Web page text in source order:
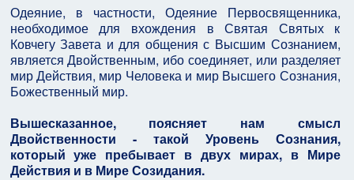
Одеяние, в частности, Одеяние Первосвященника,
необходимое для вхождения в Святая Святых к
Ковчегу Завета и для общения с Высшим Сознанием,
является Двойственным, ибо соединяет, или разделяет
мир Действия, мир Человека и мир Высшего Сознания,
Божественный мир.
Вышесказанное, поясняет нам смысл
Двойственности - такой Уровень Сознания,
который уже пребывает в двух мирах, в Мире
Действия и в Мире Созидания.